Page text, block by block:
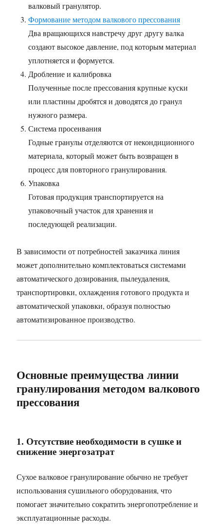
валковый гранулятор.
Формование методом валкового прессования
Два вращающихся навстречу друг другу валка
создают высокое давление, под которым материал
уплотняется и формуется.
Дробление и калибровка
Полученные после прессования крупные куски
или пластины дробятся и доводятся до гранул
нужного размера.
Система просеивания
Годные гранулы отделяются от некондиционного
материала, который может быть возвращен в
процесс для повторного гранулирования.
Упаковка
Готовая продукция транспортируется на
упаковочный участок для хранения и
последующей реализации.
В зависимости от потребностей заказчика линия
может дополнительно комплектоваться системами
автоматического дозирования, пылеудаления,
транспортировки, охлаждения готового продукта и
автоматической упаковки, образуя полностью
автоматизированное производство.
Основные преимущества линии
гранулирования методом валкового
прессования
1. Отсутствие необходимости в сушке и
снижение энергозатрат
Сухое валковое гранулирование обычно не требует
использования сушильного оборудования, что
помогает значительно сократить энергопотребление и
эксплуатационные расходы.